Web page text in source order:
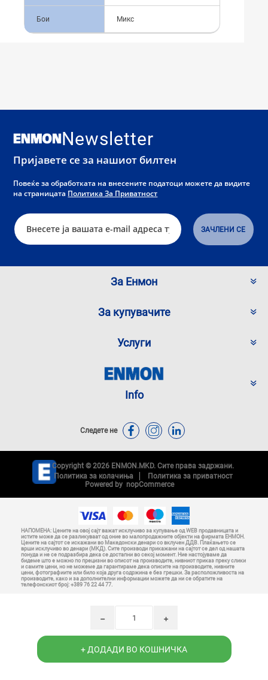
i
h
Бои Микс
Newsletter
Пријавете се за нашиот билтен
Повеќе за обработката на внесените податоци можете да видите
на страницата Политика За Приватност
За Енмон
За купувачите
Услуги
Info
Следете не
Copyright © 2026 ENMON.MKD. Сите права задржани.
Политика за колачиња
Политика за приватност
Powered by nopCommerce
НАПОМЕНА: Цените на овој сајт важат исклучиво за купување од WEB продавницата и
истите може да се разликуваат од оние во малопродажните објекти на фирмата ЕНМОН.
Цените на сајтот се искажани во Македонски денари со вклучен ДДВ. Плаќањето се
врши исклучиво во денари (МКД). Сите производи прикажани на сајтот се дел од нашата
понуда и не се подразбира дека се достапни во секој момент. Ние настојуваме да
бидеме што е можно по прецизни во описот на производите, нивниот приказ преку слики
и самите цени, но не можеме да гарантираме дека описите на производите, нивните
цени, фотографиите или било која друга содржина е без грешки. За расположливоста на
производите, како и за дополнителни информации можете да ни се обратите на
телефонскиот број: +389 76 22 44 77.